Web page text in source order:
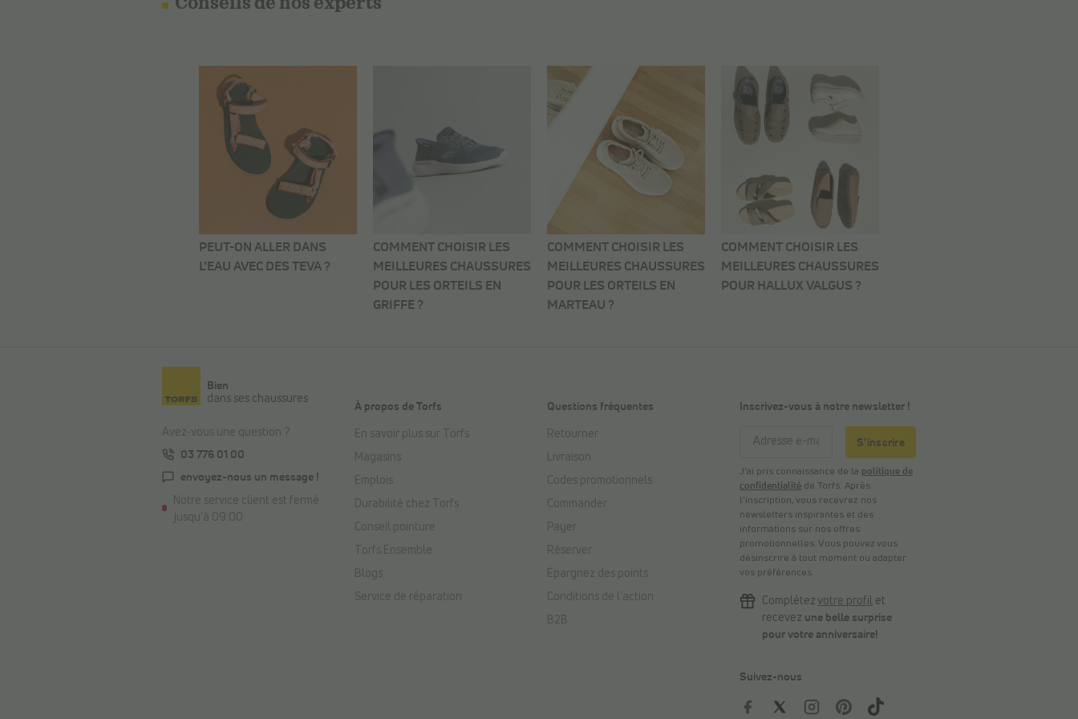
PEUT-ON ALLER DANS
L’EAU AVEC DES TEVA ?
COMMENT CHOISIR LES
MEILLEURES CHAUSSURES
POUR LES ORTEILS EN
GRIFFE ?
COMMENT CHOISIR LES
MEILLEURES CHAUSSURES
POUR LES ORTEILS EN
MARTEAU ?
COMMENT CHOISIR LES
MEILLEURES CHAUSSURES
POUR HALLUX VALGUS ?
Bien
dans ses chaussures
Avez-vous une question ?
03 776 01 00
envoyez-nous un message !
Notre service client est fermé
jusqu'à 09:00
À propos de Torfs
En savoir plus sur Torfs
Magasins
Emplois
Durabilité chez Torfs
Conseil pointure
Torfs Ensemble
Blogs
Service de réparation
Questions fréquentes
Retourner
Livraison
Codes promotionnels
Commander
Payer
Réserver
Épargnez des points
Conditions de l'action
B2B
Inscrivez-vous à notre newsletter !
S'inscrire
J’ai pris connaissance de la politique de
confidentialité de Torfs. Après
l’inscription, vous recevrez nos
newsletters inspirantes et des
informations sur nos offres
promotionnelles. Vous pouvez vous
désinscrire à tout moment ou adapter
vos préférences.
Complétez votre profil et
recevez une belle surprise
pour votre anniversaire!
Suivez-nous